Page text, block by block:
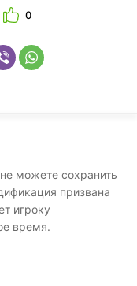
0
можете сохранить
призвана
игроку
время.